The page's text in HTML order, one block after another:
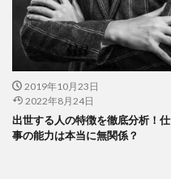
2019年10月23日
2022年8月24日
出世する人の特徴を徹底分析！仕
事の能力は本当に無関係？